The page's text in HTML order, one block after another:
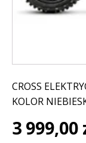
CROSS
KOLOR
3 999,00